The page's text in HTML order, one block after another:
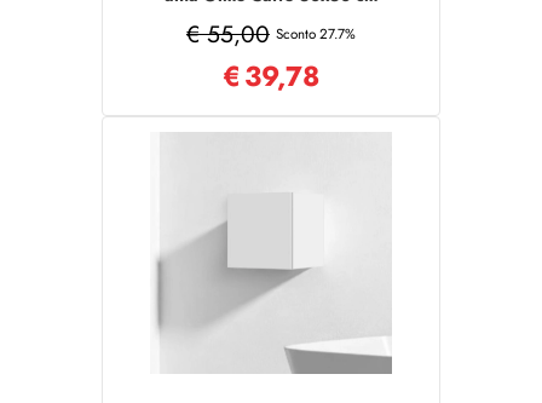
€ 55,00 Sconto 27.7%
€39,78